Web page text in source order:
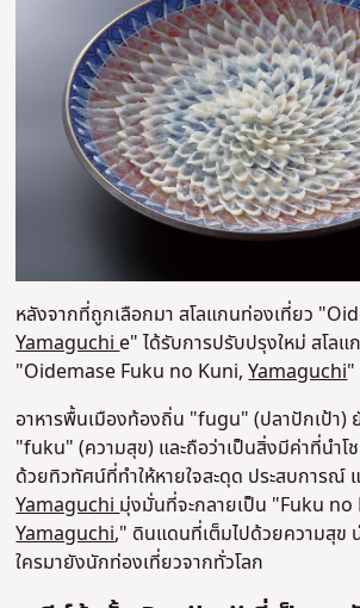
หลังจากที่ถูกเลือกมา สโลแกนท่องเที่ยว
Yamaguchie" ได้รับการปรับปรุงใหม่ สโลแ
"Oidemase Fuku no Kuni,Yamaguchi"
อาหารพื้นเมืองท้องถิ่น "fugu" (ปลาปักเป้า)
"fuku"(ความสุข) และถือว่าเป็นสิ่งมีค่าที่นำโ
ด้วยทิวทัศน์ที่ทำให้หายใจสะดุด ประสบการณ์
Yamaguchiมุ่งมั่นที่จะกลายเป็น "Fuku no
Yamaguchi," ดินแดนที่เต็มไปด้วยความสุข
ใครมายังนักท่องเที่ยวจากทั่วโลก